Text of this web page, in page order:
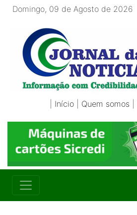
Domingo, 09 de Agosto de 2026
Início Quem somos